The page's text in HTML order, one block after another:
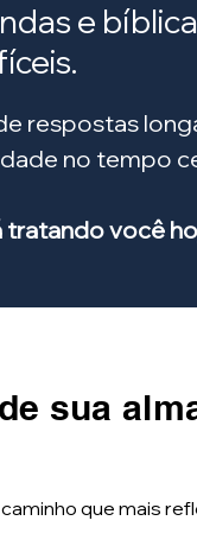
e
respostas
no tempo
você
sua
que mais